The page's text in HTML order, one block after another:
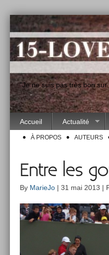
"Je ne suis pas très bon
Accueil Actualité
À PROPOS AUTEURS
Entre les
By MarieJo | 31 mai 2013 |